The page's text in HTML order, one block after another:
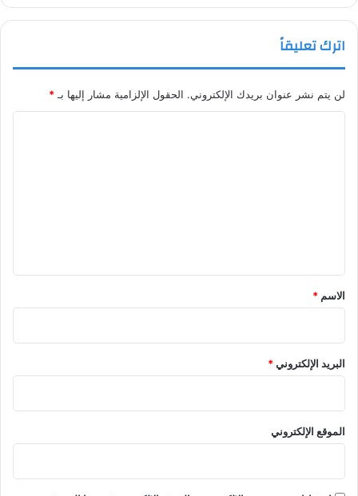
اترك تعليقاً
لن يتم نشر عنوان بريدك الإلكتروني. الحقول الإلزامية مشار إليها بـ *
*
الاسم *
البريد الإلكتروني*
الموقع الإلكتروني